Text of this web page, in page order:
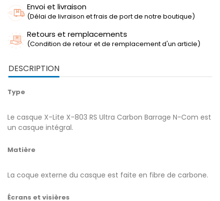
Envoi et livraison
(Délai de livraison et frais de port de notre boutique)
Retours et remplacements
(Condition de retour et de remplacement d'un article)
DESCRIPTION
Type
Le casque X-Lite X-803 RS Ultra Carbon Barrage N-Com est
un casque intégral.
Matière
La coque externe du casque est faite en fibre de carbone.
Écrans et visières